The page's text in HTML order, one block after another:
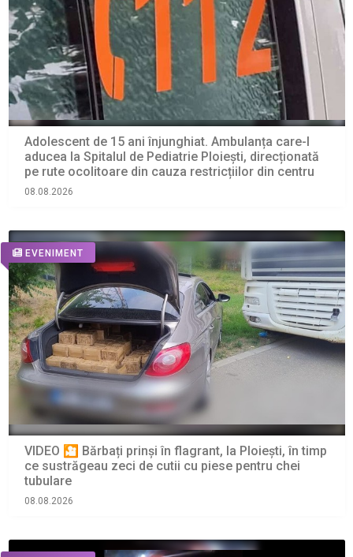
Adolescent de 15 ani înjunghiat. Ambulanța care-l
aducea la Spitalul de Pediatrie Ploiești, direcționată
pe rute ocolitoare din cauza restricțiilor din centru
08.08.2026
EVENIMENT
VIDEO 🎦 Bărbați prinși în flagrant, la Ploiești, în timp
ce sustrăgeau zeci de cutii cu piese pentru chei
tubulare
08.08.2026